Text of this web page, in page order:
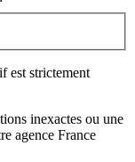
est strictement
inexactes ou une
agence France